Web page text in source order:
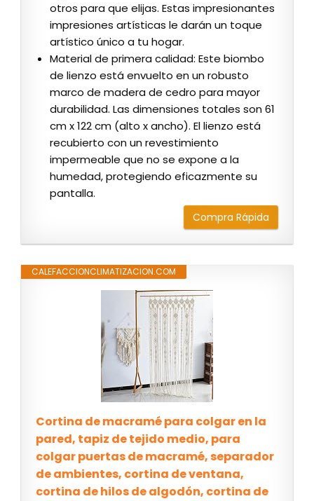
otros para que elijas. Estas impresionantes
impresiones artísticas le darán un toque
artístico único a tu hogar.
Material de primera calidad: Este biombo
de lienzo está envuelto en un robusto
marco de madera de cedro para mayor
durabilidad. Las dimensiones totales son 61
cm x 122 cm (alto x ancho). El lienzo está
recubierto con un revestimiento
impermeable que no se expone a la
humedad, protegiendo eficazmente su
pantalla.
Compra Rápida
CALEFACCIONCLIMATIZACION.COM
Cortina de macramé para colgar en la
pared, tapiz de tejido medio, para
colgar puertas de macramé, separador
de ambientes, cortina de ventana,
cortina de hilos de algodón, cortina de